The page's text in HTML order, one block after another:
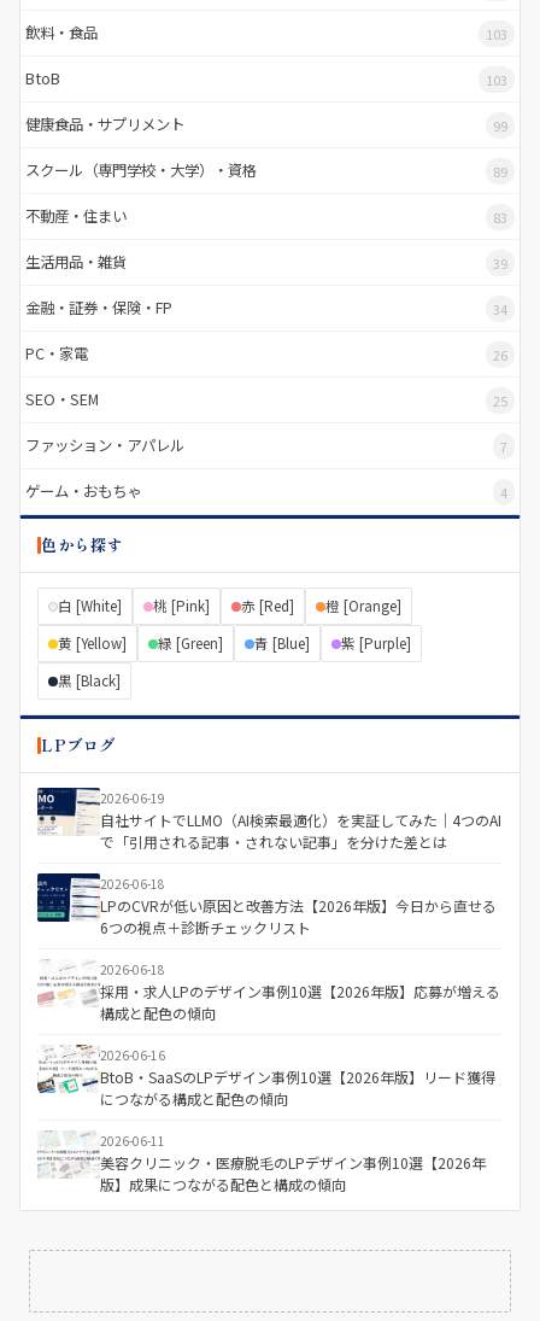
飲料・食品 103
BtoB 103
健康食品・サプリメント 99
スクール（専門学校・大学）・資格 89
不動産・住まい 83
生活用品・雑貨 39
金融・証券・保険・FP 34
PC・家電 26
SEO・SEM 25
ファッション・アパレル 7
ゲーム・おもちゃ 4
色から探す
白 [White] 桃 [Pink] 赤 [Red]
橙 [Orange]
黄 [Yellow]
緑 [Green] 青 [Blue]
紫 [Purple]
黒 [Black]
LPブログ
2026-06-19
自社サイトでLLMO（AI検索最適化）を実証してみた｜4つのAI
で「引用される記事・されない記事」を分けた差とは
2026-06-18
LPのCVRが低い原因と改善方法【2026年版】今日から直せる
6つの視点＋診断チェックリスト
2026-06-18
採用・求人LPのデザイン事例10選【2026年版】応募が増える
構成と配色の傾向
2026-06-16
BtoB・SaaSのLPデザイン事例10選【2026年版】リード獲得
につながる構成と配色の傾向
2026-06-11
美容クリニック・医療脱毛のLPデザイン事例10選【2026年
版】成果につながる配色と構成の傾向